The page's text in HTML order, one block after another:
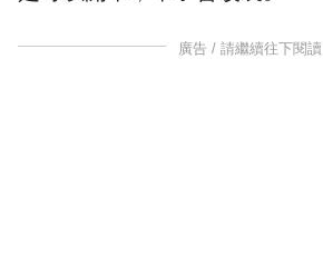
廣告 / 請繼續往下閱讀